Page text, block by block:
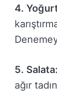
4.
5. Salata:
ağır